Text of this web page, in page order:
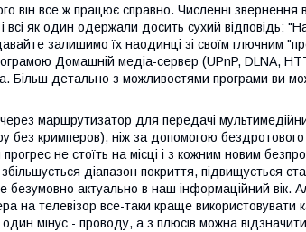
він все ж працює справно. Численні звернення
і всі як один одержали досить сухий відповідь:
залишимо їх наодинці зі своїм глючним
Домашній медіа-сервер (UPnP, DLNA,
Більш детально з можливостями програми ви
маршрутизатор для передачі
без кримперов), ніж за допомогою
не стоїть на місці і з кожним новим
діапазон покриття, підвищується
безумовно актуально в наш інформаційний вік.
на телевізор все-таки краще
мінус - проводу, а з плюсів можна